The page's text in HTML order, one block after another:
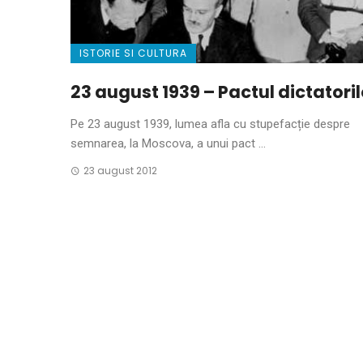
ISTORIE SI CULTURA
23 august 1939 – Pactul
Pe 23 august 1939, lumea afla cu stupefacție despre
semnarea, la Moscova, a unui pact ...
23 august 2012